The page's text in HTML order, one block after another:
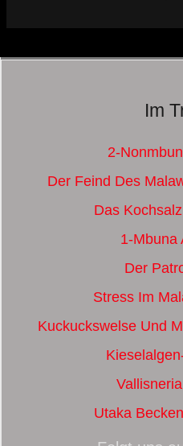
Im
2-
Der Feind Des
Das
1-Mbuna
Der
Stress Im
Kuckuckswelse Und
Utaka